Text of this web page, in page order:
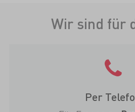
Wir sind für
Per